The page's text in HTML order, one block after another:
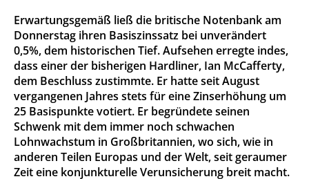
Erwartungsgemäß ließ die britische Notenbank am
Donnerstag ihren Basiszinssatz bei unverändert
0,5%, dem historischen Tief. Aufsehen erregte indes,
dass einer der bisherigen Hardliner, Ian McCafferty,
dem Beschluss zustimmte. Er hatte seit August
vergangenen Jahres stets für eine Zinserhöhung um
25 Basispunkte votiert. Er begründete seinen
Schwenk mit dem immer noch schwachen
Lohnwachstum in Großbritannien, wo sich, wie in
anderen Teilen Europas und der Welt, seit geraumer
Zeit eine konjunkturelle Verunsicherung breit macht.